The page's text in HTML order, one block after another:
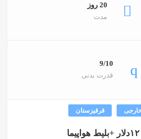
20 روز
مدت
9/10
قدرت بدنی
قرقیزستان